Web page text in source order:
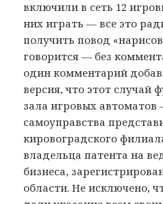
включили в сеть 12
них играть — все это
получить повод
говорится — без
один комментарий
версия, что этот случай
зала игровых автоматов
самоуправства
кировоградского
владельца патента на
бизнеса,
области. Не исключено,